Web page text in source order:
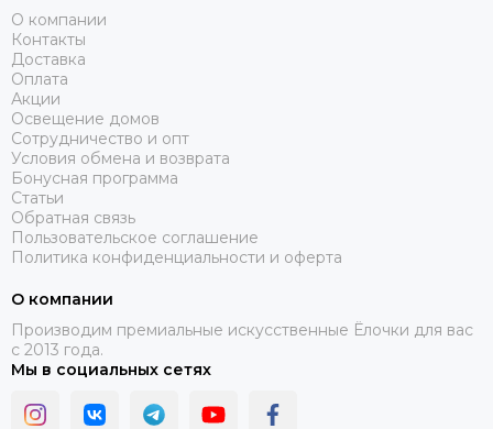
О компании
Контакты
Доставка
Оплата
Акции
Освещение домов
Сотрудничество и опт
Условия обмена и возврата
Бонусная программа
Статьи
Обратная связь
Пользовательское соглашение
Политика конфиденциальности и оферта
О компании
Производим премиальные искусственные Ёлочки для вас
с 2013 года.
Мы в социальных сетях